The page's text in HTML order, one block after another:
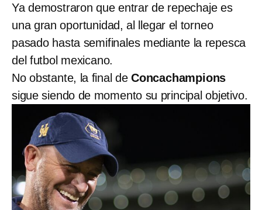
Ya demostraron que entrar de repechaje es
una gran oportunidad, al llegar el torneo
pasado hasta semifinales mediante la repesca
del futbol mexicano.
No obstante, la final deConcachampions
sigue siendo de momento su principal objetivo.